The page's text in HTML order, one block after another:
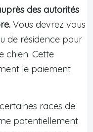
des autorités
Vous devrez vous
de résidence pour
chien. Cette
le paiement
races de
potentiellement